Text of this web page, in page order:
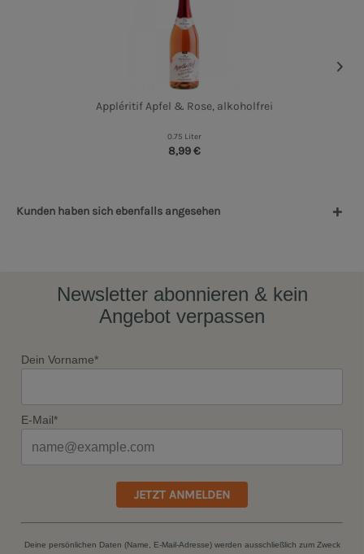
Appléritif Apfel & Rose, alkoholfrei
0.75 Liter
8,99 €
Kunden haben sich ebenfalls angesehen
Newsletter abonnieren & kein
Angebot verpassen
Dein Vorname*
E-Mail*
JETZT ANMELDEN
Deine persönlichen Daten (Name, E-Mail-Adresse) werden ausschließlich zum Zweck